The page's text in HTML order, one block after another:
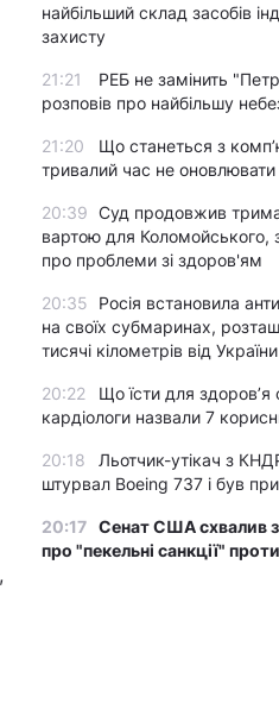
найбільший склад засобів
захисту
21:21
РЕБ не замінить
розповів про найбільшу
21:20
Що станеться з
тривалий час не
20:39 Суд продовжив
вартою для Коломойського,
про проблеми зі здоров'ям
20:35
Росія встановила
на своїх субмаринах,
тисячі кілометрів від України
20:22
Що їсти для здоров’я
кардіологи назвали 7
20:18
Льотчик-утікач з
штурвал Boeing 737 і був
20:17 Сенат США схвалив
про "пекельні санкції"